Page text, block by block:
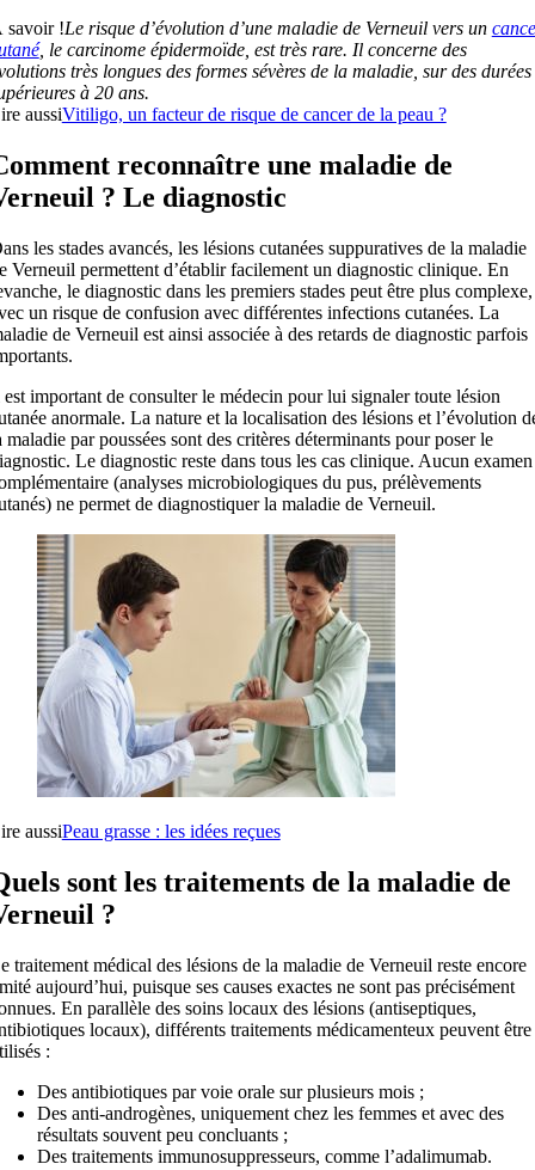
savoir !Le risque d’évolution d’une maladie de Verneuil vers un
, le carcinome épidermoïde, est très rare. Il concerne des
très longues des formes sévères de la maladie, sur des durées
à 20 ans.
aussiVitiligo, un facteur de risque de cancer de la peau ?
reconnaître une maladie de
? Le diagnostic
les stades avancés, les lésions cutanées suppuratives de la maladie
Verneuil permettent d’établir facilement un diagnostic clinique. En
le diagnostic dans les premiers stades peut être plus complexe,
un risque de confusion avec différentes infections cutanées. La
de Verneuil est ainsi associée à des retards de diagnostic parfois
important de consulter le médecin pour lui signaler toute lésion
anormale. La nature et la localisation des lésions et l’évolution
maladie par poussées sont des critères déterminants pour poser le
Le diagnostic reste dans tous les cas clinique. Aucun examen
(analyses microbiologiques du pus, prélèvements
ne permet de diagnostiquer la maladie de Verneuil.
aussiPeau grasse : les idées reçues
sont les traitements de la maladie de
?
traitement médical des lésions de la maladie de Verneuil reste encore
aujourd’hui, puisque ses causes exactes ne sont pas précisément
En parallèle des soins locaux des lésions (antiseptiques,
locaux), différents traitements médicamenteux peuvent être
:
Des antibiotiques par voie orale sur plusieurs mois ;
Des anti-androgènes, uniquement chez les femmes et avec des
résultats souvent peu concluants ;
Des traitements immunosuppresseurs, comme l’adalimumab.